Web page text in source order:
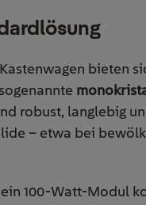
bieten
robust, langlebig
– etwa bei
100-Watt-Modul